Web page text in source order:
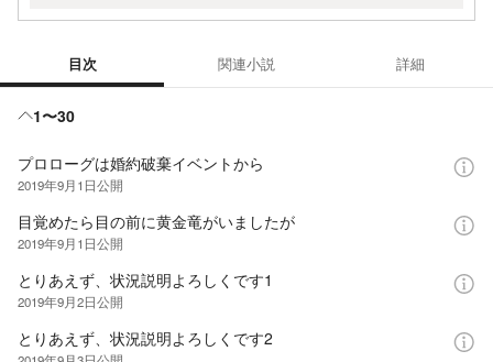
目次 関連小説 詳細
1〜30
プロローグは婚約破棄イベントから
2019年9月1日公開
目覚めたら目の前に黄金竜がいましたが
2019年9月1日公開
とりあえず、状況説明よろしくです1
2019年9月2日公開
とりあえず、状況説明よろしくです2